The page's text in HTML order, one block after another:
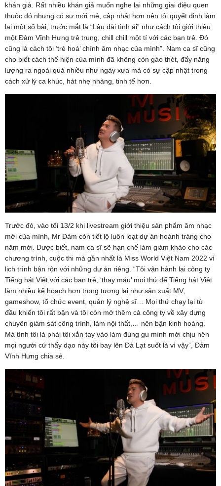
khán giả. Rất nhiều khán giả muốn nghe lại những giai điệu quen
thuộc đó nhưng có sự mới mẻ, cập nhật hơn nên tôi quyết định làm
lại một số bài, trước mắt là “Lâu đài tình ái” như cách tôi giới thiệu
một Đàm Vĩnh Hưng trẻ trung, chill chill một tí với các bạn trẻ. Đó
cũng là cách tôi ‘trẻ hoá’ chính âm nhạc của mình”. Nam ca sĩ cũng
cho biết cách thể hiện của mình đã không còn gào thét, đẩy năng
lượng ra ngoài quá nhiều như ngày xưa mà có sự cập nhật trong
cách xử lý ca khúc, hát nhẹ nhàng, tinh tế hơn.
Trước đó, vào tối 13/2 khi livestream giới thiệu sản phẩm âm nhạc
mới của mình, Mr Đàm còn tiết lộ luôn loạt dự án hoành tráng cho
năm mới. Được biết, nam ca sĩ sẽ hạn chế làm giám khảo cho các
chương trình, cuộc thi mà gần nhất là Miss World Việt Nam 2022 vì
lịch trình bận rộn với những dự án riêng. “Tôi vận hành lại công ty
Tiếng hát Việt với các bạn trẻ, ‘thay máu’ mọi thứ để Tiếng hát Việt
làm nhiều kế hoạch hơn trong tương lai như sản xuất MV,
gameshow, tổ chức event, quản lý nghệ sĩ… Mọi thứ chạy lại từ
đầu khiến tôi rất bận và tôi còn mở thêm cả công ty về xây dựng
chuyên giám sát công trình, làm nội thất,… nên bận kinh hoàng.
Mà tính tôi là phải tôi xắn tay vào làm đúng gu mình mới chịu nên
mọi người cứ thấy dạo này tôi bay lên Đà Lạt suốt là vì vậy”, Đàm
Vĩnh Hưng chia sẻ.